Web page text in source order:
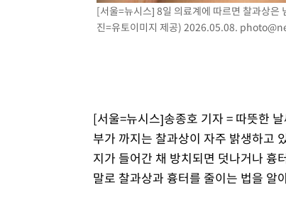
[속보]산업장관 "李정부, 원전 반대 안해…안정 전
[속보]경찰, '홍명보 선임 논란' 대한축구협회·축구회
[서울=뉴시스] 8일 의료계에 따르면 찰과상은
진=유토이미지 제공) 2026.05.08.
[서울=뉴시스]송종호 기자 = 따뜻한
부가 까지는 찰과상이 자주 밝생하고
지가 들어간 채 방치되면 덧나거나 흉
말로 찰과상과 흉터를 줄이는 법을 알